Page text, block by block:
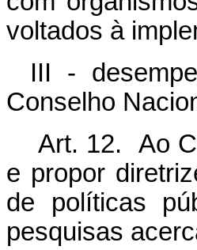
voltados à
III -
Conselho
Art. 12. Ao
e propor
de políticas
pesquisas